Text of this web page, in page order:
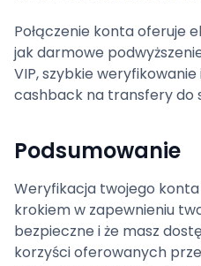
Połączenie konta oferuje
jak darmowe
VIP, szybkie
cashback na transfery do
Podsumowanie
Weryfikacja twojego
krokiem w zapewnieniu
bezpieczne i że masz
korzyści oferowanych